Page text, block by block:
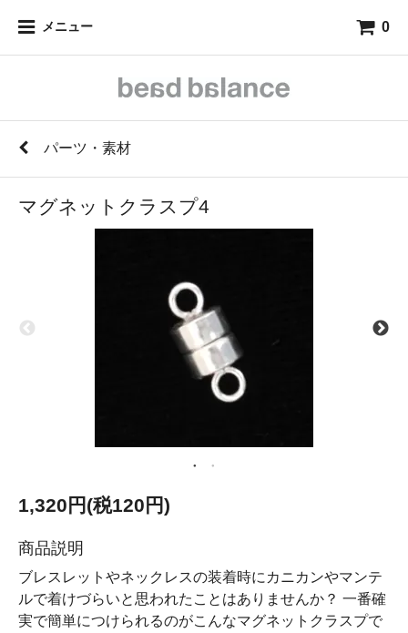
メニュー 0
パーツ・素材
マグネットクラスプ4
1,320円(税120円)
商品説明
ブレスレットやネックレスの装着時にカニカンやマンテ
ルで着けづらいと思われたことはありませんか？ 一番確
実で簡単につけられるのがこんなマグネットクラスプで